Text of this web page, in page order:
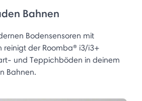
Bahnen
Bodensensoren mit
reinigt der Roomba® i3/i3+
und Teppichböden in deinem
Bahnen.